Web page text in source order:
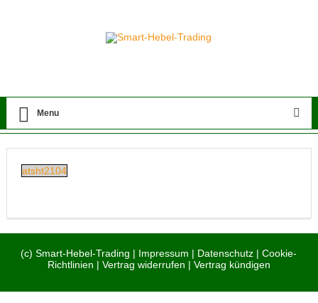
Menu
atsht2104
(c) Smart-Hebel-Trading | Impressum | Datenschutz |Cookie-
Richtlinien | Vertrag widerrufen | Vertrag kündigen